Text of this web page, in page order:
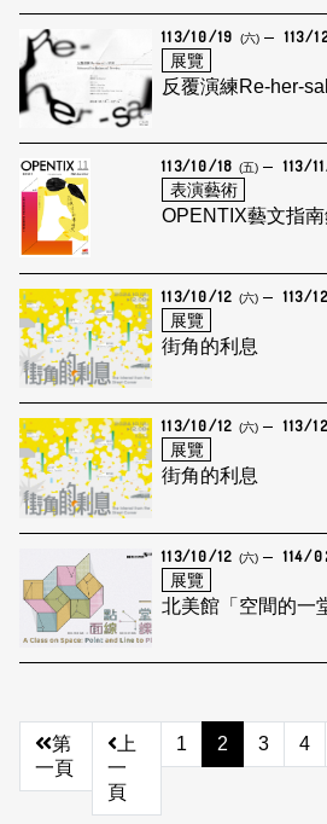
113/10/19 (六) 113/
展覽
反覆演練Re-her-
113/10/18 (五) 113/
表演藝術
OPENTIX藝文指
113/10/12 (六) 113/
展覽
街角的利息
113/10/12 (六) 113/
展覽
街角的利息
113/10/12 (六) 114/
展覽
北美館「空間的一
第
一頁
上
一
頁
1 2 3 4